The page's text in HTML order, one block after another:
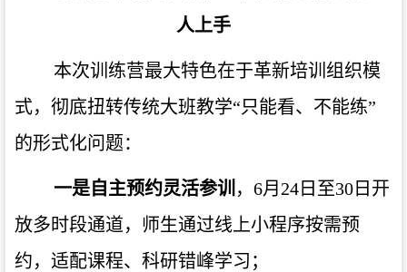
人上手
本次训练营最大特色在于革新培训组织模
式，彻底扭转传统大班教学“只能看、不能练”
的形式化问题：
一是自主预约灵活参训 ，6月24日至30日开
放多时段通道，师生通过线上小程序按需预
约，适配课程、科研错峰学习；